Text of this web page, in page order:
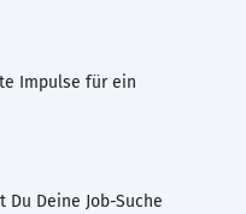
Impulse für ein
Deine Job-Suche